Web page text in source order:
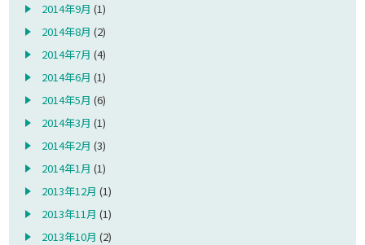
2014年9月 (1)
2014年8月 (2)
2014年7月 (4)
2014年6月 (1)
2014年5月 (6)
2014年3月 (1)
2014年2月 (3)
2014年1月 (1)
2013年12月 (1)
2013年11月 (1)
2013年10月 (2)